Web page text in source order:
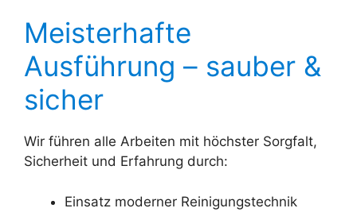
Meisterhafte
Ausführung – sauber &
sicher
Wir führen alle Arbeiten mit höchster Sorgfalt,
Sicherheit und Erfahrung durch:
Einsatz moderner Reinigungstechnik